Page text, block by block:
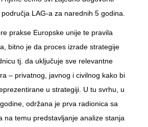
LAG-a za narednih 5 godina.
prakse Europske unije te pravila
bitno je da proces izrade strategije
tj. da uključuje sve relevantne
– privatnog, javnog i civilnog kako bi
u strategiji. U tu svrhu, u
održana je prva radionica sa
na temu predstavljanje analize stanja